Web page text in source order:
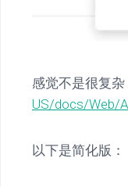
感觉不是很复杂
US/docs/Web/
以下是简化版：